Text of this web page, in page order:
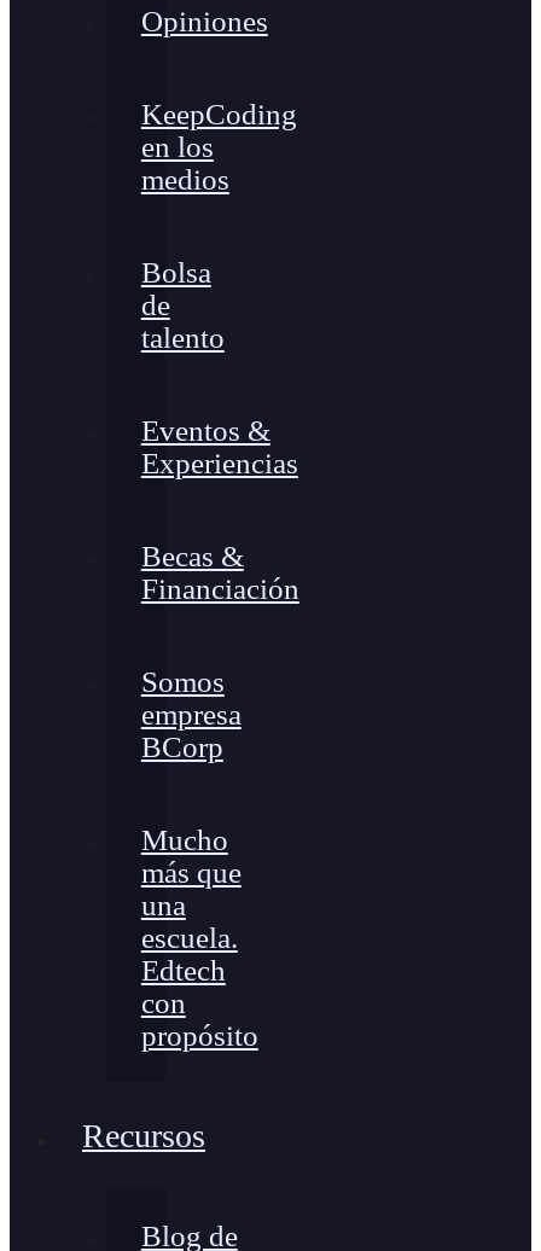
Opiniones
KeepCoding
en los
medios
Bolsa
de
talento
Eventos &
Experiencias
Becas &
Financiación
Somos
empresa
BCorp
Mucho
más que
una
escuela.
Edtech
con
propósito
Recursos
Blog de